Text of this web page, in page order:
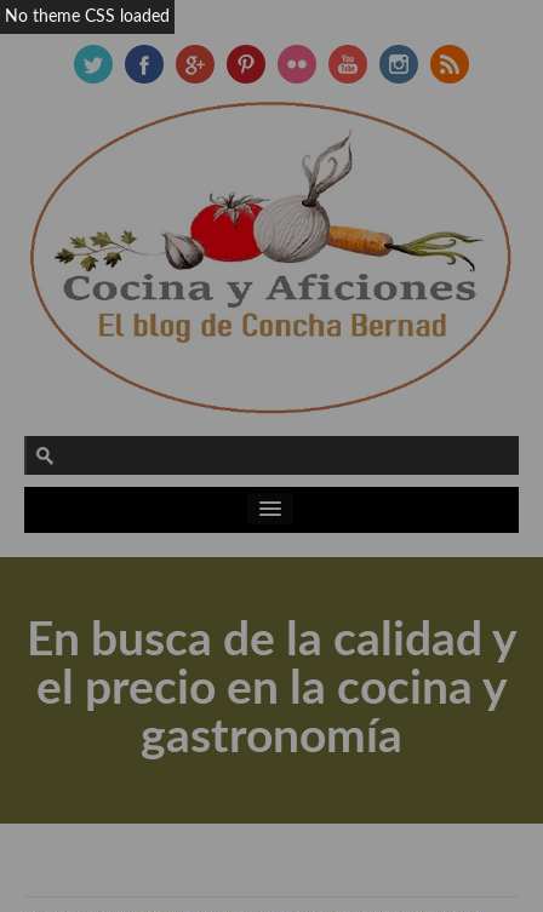
Actualidad y recomendaciones
Apuntes, estudios sobre temas interesantes e importantes
Aceite de Oliva Virgen Extra (AOVE)
Recetas maridadas con los mejores AOVES
En busca de la calidad y
el precio en la cocina y
gastronomía
No theme CSS loaded